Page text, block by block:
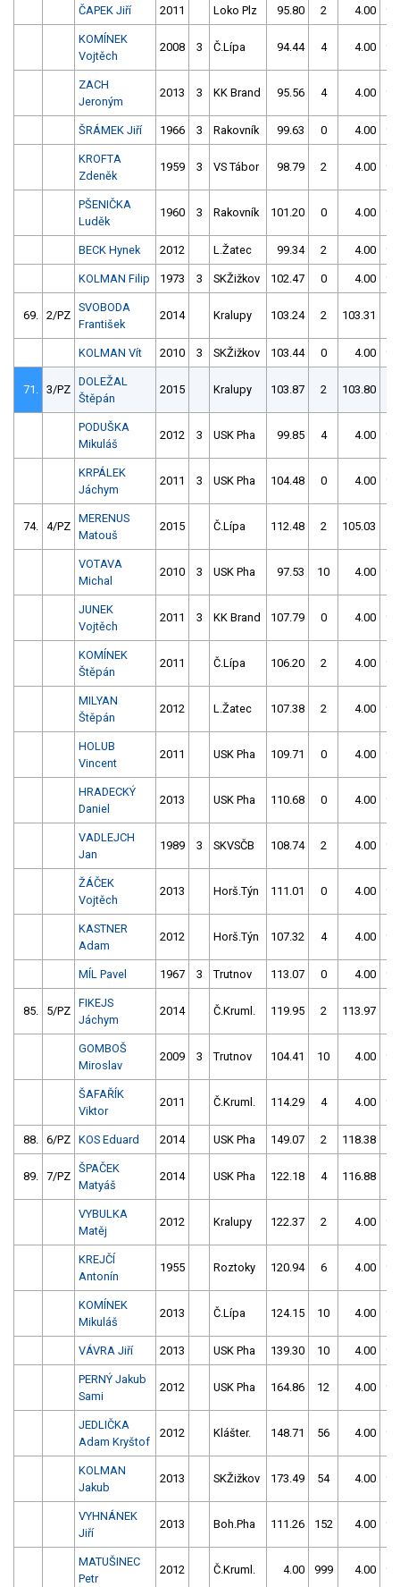
ČAPEK Jiří 2011 Loko Plz 95.80 2 4.00
KOMÍNEK
Vojtěch
2008 3 Č.Lípa 94.44 4 4.00
ZACH
Jeroným
2013 3 KK Brand 95.56 4 4.00
ŠRÁMEK Jiří 1966 3 Rakovník 99.63 0 4.00
KROFTA
Zdeněk
1959 3 VS Tábor 98.79 2 4.00
PŠENIČKA
Luděk
1960 3 Rakovník 101.20 0 4.00
BECK Hynek 2012 L.Žatec 99.34 2 4.00
KOLMAN Filip 1973 3 SKŽižkov 102.47 0 4.00
69. 2/PZ
SVOBODA
František
2014 Kralupy 103.24 2 103.31
KOLMAN Vít 2010 3 SKŽižkov 103.44 0 4.00
71. 3/PZ
DOLEŽAL
Štěpán
2015 Kralupy 103.87 2 103.80
PODUŠKA
Mikuláš
2012 3 USK Pha 99.85 4 4.00
KRPÁLEK
Jáchym
2011 3 USK Pha 104.48 0 4.00
74. 4/PZ
MERENUS
Matouš
2015 Č.Lípa 112.48 2 105.03
VOTAVA
Michal
2010 3 USK Pha 97.53 10 4.00
JUNEK
Vojtěch
2011 3 KK Brand 107.79 0 4.00
KOMÍNEK
Štěpán
2011 Č.Lípa 106.20 2 4.00
MILYAN
Štěpán
2012 L.Žatec 107.38 2 4.00
HOLUB
Vincent
2011 USK Pha 109.71 0 4.00
HRADECKÝ
Daniel
2013 USK Pha 110.68 0 4.00
VADLEJCH
Jan
1989 3 SKVSČB 108.74 2 4.00
ŽÁČEK
Vojtěch
2013 Horš.Týn 111.01 0 4.00
KASTNER
Adam
2012 Horš.Týn 107.32 4 4.00
MÍL Pavel 1967 3 Trutnov 113.07 0 4.00
85. 5/PZ
FIKEJS
Jáchym
2014 Č.Kruml. 119.95 2 113.97
GOMBOŠ
Miroslav
2009 3 Trutnov 104.41 10 4.00
ŠAFAŘÍK
Viktor
2011 Č.Kruml. 114.29 4 4.00
88. 6/PZ KOS Eduard 2014 USK Pha 149.07 2 118.38
89. 7/PZ
ŠPAČEK
Matyáš
2014 USK Pha 122.18 4 116.88
VYBULKA
Matěj
2012 Kralupy 122.37 2 4.00
KREJČÍ
Antonín
1955 Roztoky 120.94 6 4.00
KOMÍNEK
Mikuláš
2013 Č.Lípa 124.15 10 4.00
VÁVRA Jiří 2013 USK Pha 139.30 10 4.00
PERNÝ Jakub
Sami
2012 USK Pha 164.86 12 4.00
JEDLIČKA
Adam Kryštof
2012 Klášter. 148.71 56 4.00
KOLMAN
Jakub
2013 SKŽižkov 173.49 54 4.00
VYHNÁNEK
Jiří
2013 Boh.Pha 111.26 152 4.00
MATUŠINEC
Petr
2012 Č.Kruml. 4.00 999 4.00